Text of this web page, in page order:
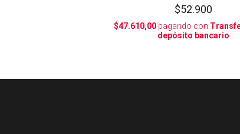
$52.900
$47.610,00 pagando con
depósito bancario